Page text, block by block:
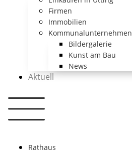
Firmen
Immobilien
Kommunalunternehmen
Bildergalerie
Kunst am Bau
News
Aktuell
Rathaus